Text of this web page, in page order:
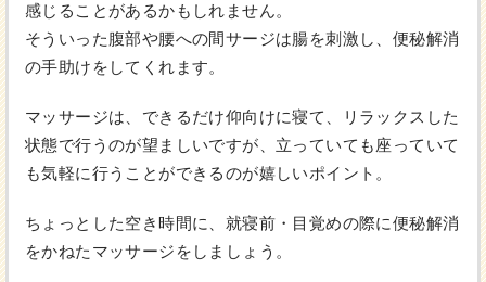
感じることがあるかもしれません。
そういった腹部や腰への間サージは腸を刺激し、便秘解消
の手助けをしてくれます。
マッサージは、できるだけ仰向けに寝て、リラックスした
状態で行うのが望ましいですが、立っていても座っていて
も気軽に行うことができるのが嬉しいポイント。
ちょっとした空き時間に、就寝前・目覚めの際に便秘解消
をかねたマッサージをしましょう。